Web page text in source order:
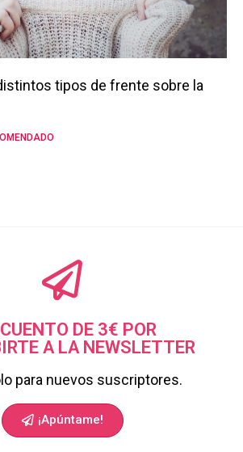
tipos de frente sobre la
DE 3€ POR
A LA NEWSLETTER
para nuevos suscriptores.
¡Apúntame!